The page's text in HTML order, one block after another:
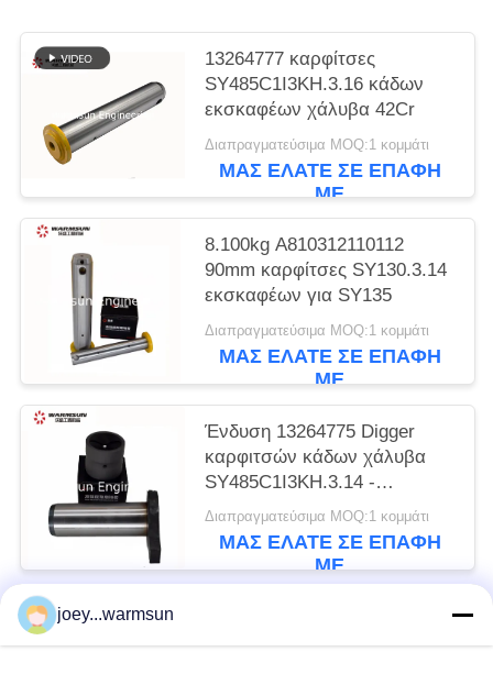
13264777 καρφίτσες
SY485C1I3KH.3.16 κάδων
εκσκαφέων χάλυβα 42Cr
Διαπραγματεύσιμα MOQ:1 κομμάτι
ΜΑΣ ΕΛΆΤΕ ΣΕ ΕΠΑΦΉ
ΜΕ
8.100kg A810312110112
90mm καρφίτσες SY130.3.14
εκσκαφέων για SY135
Διαπραγματεύσιμα MOQ:1 κομμάτι
ΜΑΣ ΕΛΆΤΕ ΣΕ ΕΠΑΦΉ
ΜΕ
Ένδυση 13264775 Digger
καρφιτσών κάδων χάλυβα
SY485C1I3KH.3.14 -
ανθεκτική
Διαπραγματεύσιμα MOQ:1 κομμάτι
ΜΑΣ ΕΛΆΤΕ ΣΕ ΕΠΑΦΉ
ΜΕ
Λαϊκή κατηγορία
joey...warmsun